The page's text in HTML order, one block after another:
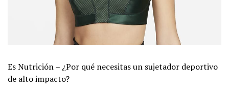
Es Nutrición – ¿Por qué necesitas un sujetador deportivo
de alto impacto?